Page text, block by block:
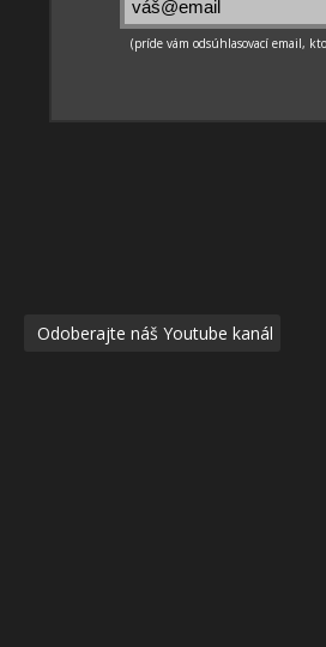
Odoberajte náš Youtube kanál